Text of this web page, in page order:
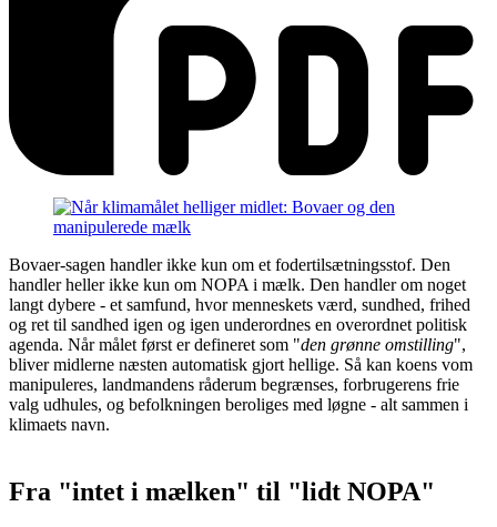
Bovaer-sagen handler ikke kun om et fodertilsætningsstof. Den
handler heller ikke kun om NOPA i mælk. Den handler om noget
langt dybere - et samfund, hvor menneskets værd, sundhed, frihed
og ret til sandhed igen og igen underordnes en overordnet politisk
agenda. Når målet først er defineret som "den grønne omstilling",
bliver midlerne næsten automatisk gjort hellige. Så kan koens vom
manipuleres, landmandens råderum begrænses, forbrugerens frie
valg udhules, og befolkningen beroliges med løgne - alt sammen i
klimaets navn.
Fra "intet i mælken" til "lidt NOPA"